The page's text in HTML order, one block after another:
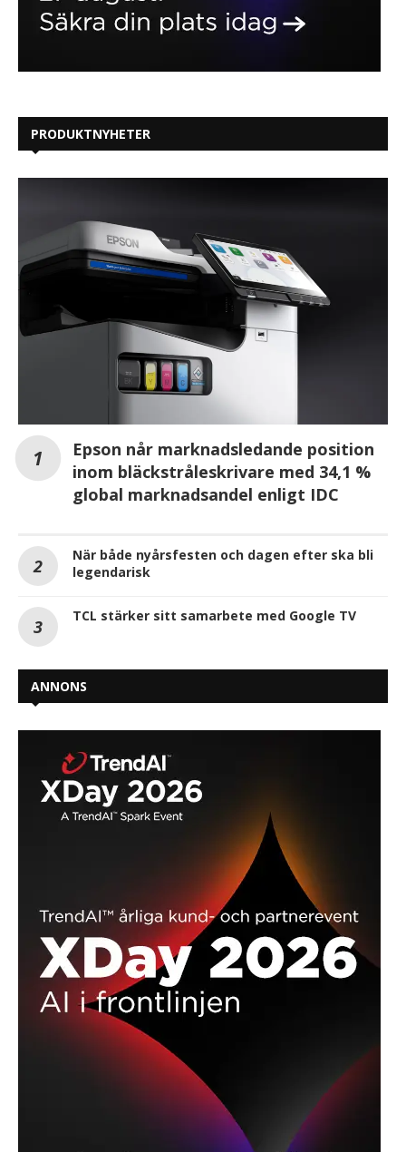
PRODUKTNYHETER
Epson når marknadsledande position
inom bläckstråleskrivare med 34,1 %
global marknadsandel enligt IDC
När både nyårsfesten och dagen efter ska bli
legendarisk
TCL stärker sitt samarbete med Google TV
ANNONS